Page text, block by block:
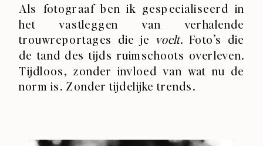
Als fotograaf ben ik gespecialiseerd in
het vastleggen van verhalende
trouwreportages die je voelt. Foto’s die
de tand des tijds ruimschoots overleven.
Tijdloos, zonder invloed van wat nu de
norm is. Zonder tijdelijke trends. ⁣